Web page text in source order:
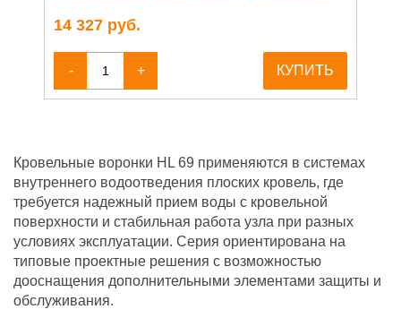
14 327 руб.
- + КУПИТЬ
Кровельные воронки HL 69 применяются в системах
внутреннего водоотведения плоских кровель, где
требуется надежный прием воды с кровельной
поверхности и стабильная работа узла при разных
условиях эксплуатации. Серия ориентирована на
типовые проектные решения с возможностью
дооснащения дополнительными элементами защиты и
обслуживания.